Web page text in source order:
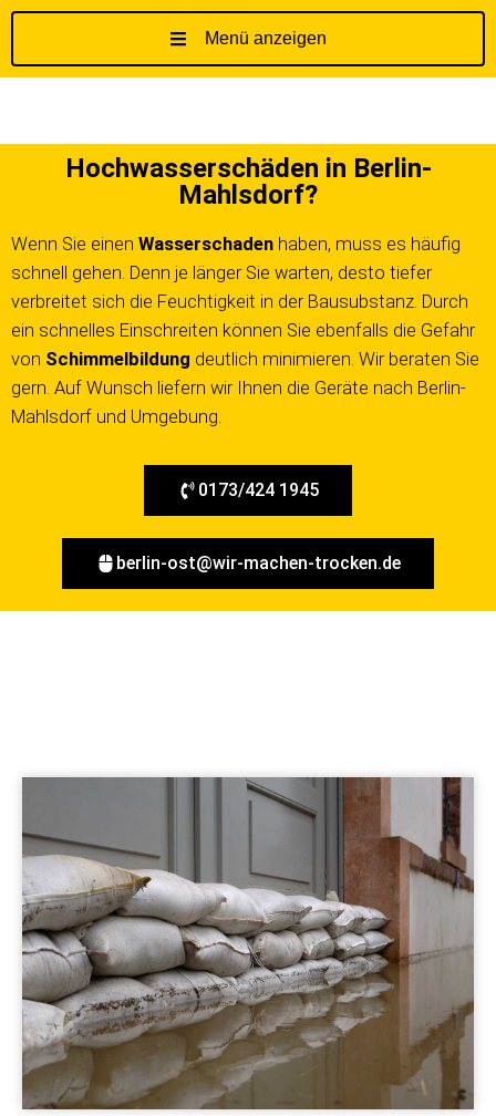
l
t
s
p
r
Menü anzeigen
Hochwasserschäden in Berlin-
Mahlsdorf?
Wenn Sie einen Wasserschaden haben, muss es häufig
schnell gehen. Denn je länger Sie warten, desto tiefer
verbreitet sich die Feuchtigkeit in der Bausubstanz. Durch
ein schnelles Einschreiten können Sie ebenfalls die Gefahr
von Schimmelbildung deutlich minimieren. Wir beraten Sie
gern. Auf Wunsch liefern wir Ihnen die Geräte nach Berlin-
Mahlsdorf und Umgebung.
0173/424 1945
berlin-ost@wir-machen-trocken.de